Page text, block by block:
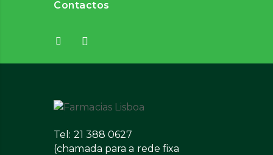
Contactos
Tel: 21 388 0627
(chamada para a rede fixa